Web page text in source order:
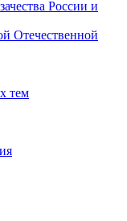
России и
Отечественной
тем